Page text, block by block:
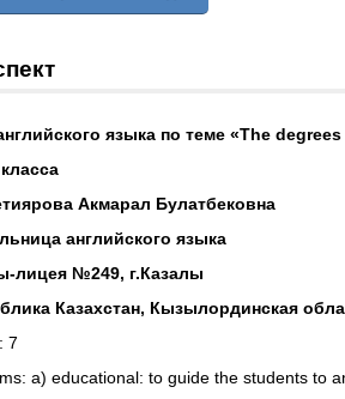
Казахстан, Кызылординская
7